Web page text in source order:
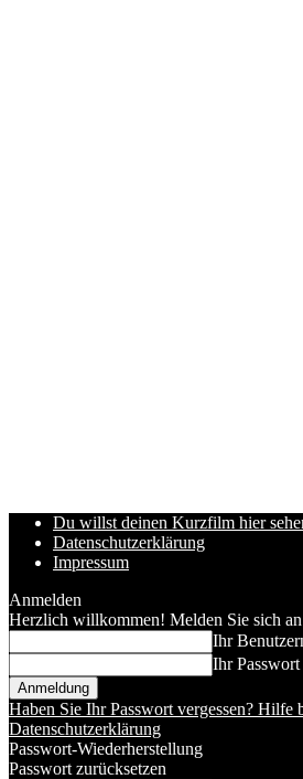
Du willst deinen Kurzfilm hier
Datenschutzerklärung
Impressum
Anmelden
Herzlich willkommen! Melden Sie sich an
Ihr
Ihr Passwort
Haben Sie Ihr Passwort vergessen? Hilfe
Datenschutzerklärung
Passwort-Wiederherstellung
Passwort zurücksetzen